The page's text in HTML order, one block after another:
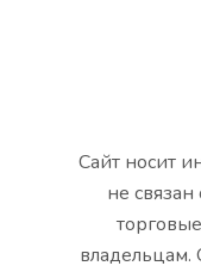
Сайт носит
не